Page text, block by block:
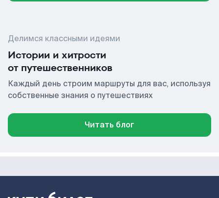
Делимся классными идеями
Истории и хитрости
от путешественников
Каждый день строим маршруты для вас, используя
собственные знания о путешествиях
Читать блог